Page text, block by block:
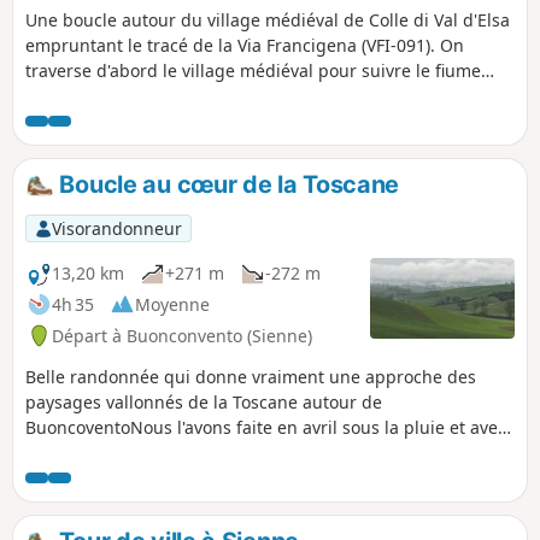
courantes en corde.L'itinéraire est réputé pour
ses « coins enchantés » frais et ombragés, et
ceux permettant la baignade durant les
une boucle vers le centre-ville, mais l'aller-
retour au bord de la rivière reste la formule la
plus agréable.
Une boucle autour du village médiéval de Colle di Val d'Elsa
empruntant le tracé de la Via Francigena (VFI-091). On
traverse d'abord le village médiéval pour suivre le fiume
alternatif vers Quartaia (VFI-091_1) pour revenir par la
campagne environnante. Si le parcours est un peu long, il
reste facile car assez plat, et l'ambiance est plutôt conviviale
grâce aux nombreux pèlerins qui font le chemin.
Boucle au cœur de la Toscane
Visorandonneur
13,20 km
+271 m
-272 m
4h 35
Moyenne
Départ à Buonconvento (Sienne)
Belle randonnée qui donne vraiment une approche des
paysages vallonnés de la Toscane autour de
BuoncoventoNous l'avons faite en avril sous la pluie et avec
compliquée dans certaines descentes. Je conseille le
parcours à un moment moins boueux...). Il est possible,
avec plus de temps, de la continuer vers l'abbaye de Monte